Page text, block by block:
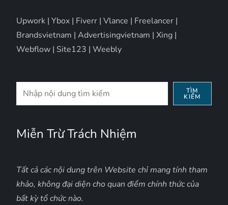
Upwork |Ybox | Fiverr |Vlance | Freelancer |
Brandsvietnam |Advertisingvietnam |Xing |
Webflow | Site123 |Weebly
Tìm
kiếm
TÌM
KIẾM
Miễn Trừ Trách Nhiệm
Tất cả các nội dung trên Website chỉ mang tính tham
khảo, không đại diện cho quan điểm chính thức của
bất kỳ tổ chức nào.